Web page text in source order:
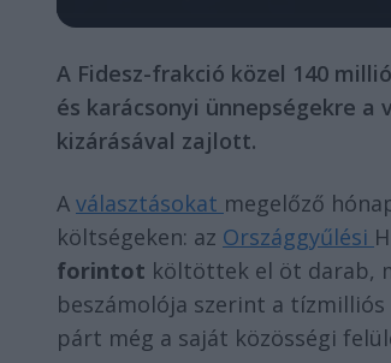
A Fidesz-frakció közel 140
és karácsonyi ünnepségekre a
kizárásával zajlott.
A választásokat megelőző
költségeken: az Országgyűlési
forintot költöttek el öt darab,
beszámolója szerint a
párt még a saját közösségi